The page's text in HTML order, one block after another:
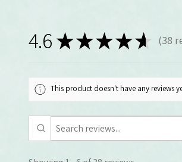
4.6 ★★★★★ 38
38
This product doesn't have any reviews